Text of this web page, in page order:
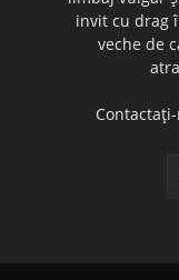
invit cu drag
veche de